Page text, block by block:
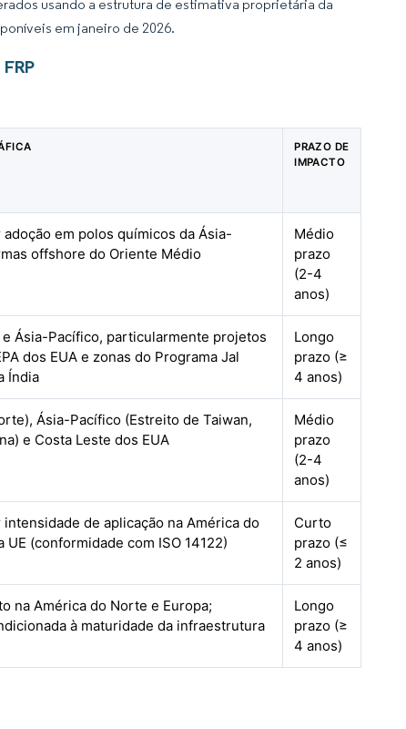
usando a estrutura de estimativa proprietária da
em janeiro de 2026.
PRAZO DE
IMPACTO
adoção em polos químicos da Ásia-
offshore do Oriente Médio
Médio
prazo
(2-4
anos)
Ásia-Pacífico, particularmente projetos
dos EUA e zonas do Programa Jal
Índia
Longo
prazo (≥
4 anos)
Ásia-Pacífico (Estreito de Taiwan,
e Costa Leste dos EUA
Médio
prazo
(2-4
anos)
intensidade de aplicação na América do
UE (conformidade com ISO 14122)
Curto
prazo (≤
2 anos)
na América do Norte e Europa;
à maturidade da infraestrutura
Longo
prazo (≥
4 anos)